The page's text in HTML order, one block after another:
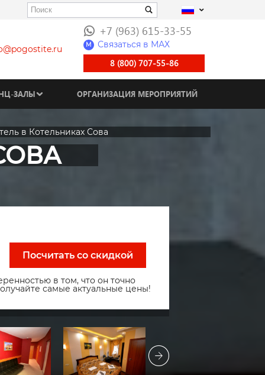
+7 (963) 615-33-55
M Связаться в МАХ
8 (800) 707-55-86
ЗАЛЫ ОРГАНИЗАЦИЯ МЕРОПРИЯТИЙ
в Котельниках Сова
Посчитать со скидкой
в том, что он точно
самые актуальные цены!